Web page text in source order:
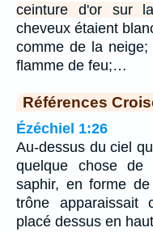
ceinture d'or sur
cheveux étaient
comme de la
flamme de feu;…
Références
Ézéchiel 1:26
Au-dessus du ciel
quelque chose
saphir, en forme
trône apparaissait
placé dessus en